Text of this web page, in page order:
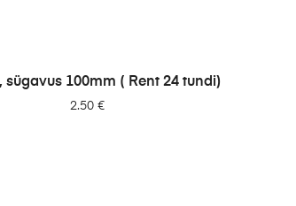
LISA PÄRINGUSSE
sügavus 100mm ( Rent 24 tundi)
2.50 €